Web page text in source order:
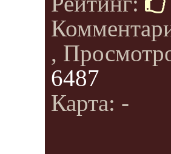
,
6487
Карта: -